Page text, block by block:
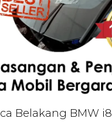
Belakang BMW i8